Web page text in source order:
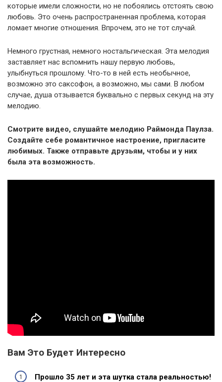
которые имели сложности, но не побоялись отстоять свою
любовь. Это очень распространенная проблема, которая
ломает многие отношения. Впрочем, это не тот случай.
Немного грустная, немного ностальгическая. Эта мелодия
заставляет нас вспомнить нашу первую любовь,
улыбнуться прошлому. Что-то в ней есть необычное,
возможно это саксофон, а возможно, мы сами. В любом
случае, душа отзывается буквально с первых секунд на эту
мелодию.
Смотрите видео, слушайте мелодию Раймонда Паулза.
Создайте себе романтичное настроение, пригласите
любимых. Также отправьте друзьям, чтобы и у них
была эта возможность.
Вам Это Будет Интересно
Прошло 35 лет и эта шутка стала реальностью!